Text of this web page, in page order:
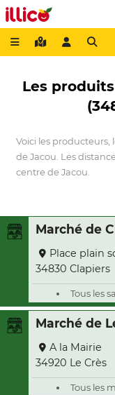
Les
Voici les producteurs,
de Jacou. Les
centre de Jacou.
Marché de
Place plain
34830 Clapiers
Tous les
Marché de
A la Mairie
34920 Le Crès
Tous les